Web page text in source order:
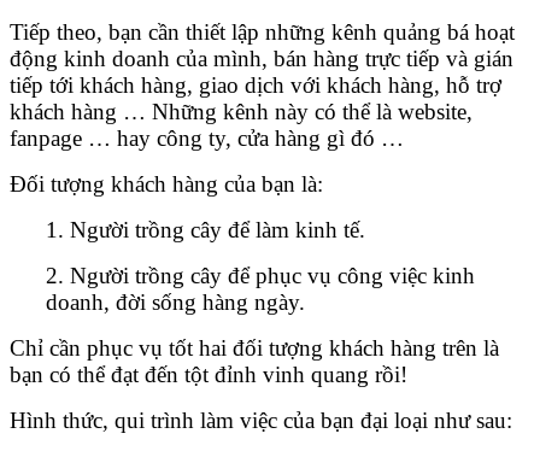
Tiếp theo, bạn cần thiết lập những kênh quảng bá hoạt
động kinh doanh của mình, bán hàng trực tiếp và gián
tiếp tới khách hàng, giao dịch với khách hàng, hỗ trợ
khách hàng … Những kênh này có thể là website,
fanpage … hay công ty, cửa hàng gì đó …
Đối tượng khách hàng của bạn là:
1. Người trồng cây để làm kinh tế.
2. Người trồng cây để phục vụ công việc kinh
doanh, đời sống hàng ngày.
Chỉ cần phục vụ tốt hai đối tượng khách hàng trên là
bạn có thể đạt đến tột đỉnh vinh quang rồi!
Hình thức, qui trình làm việc của bạn đại loại như sau: